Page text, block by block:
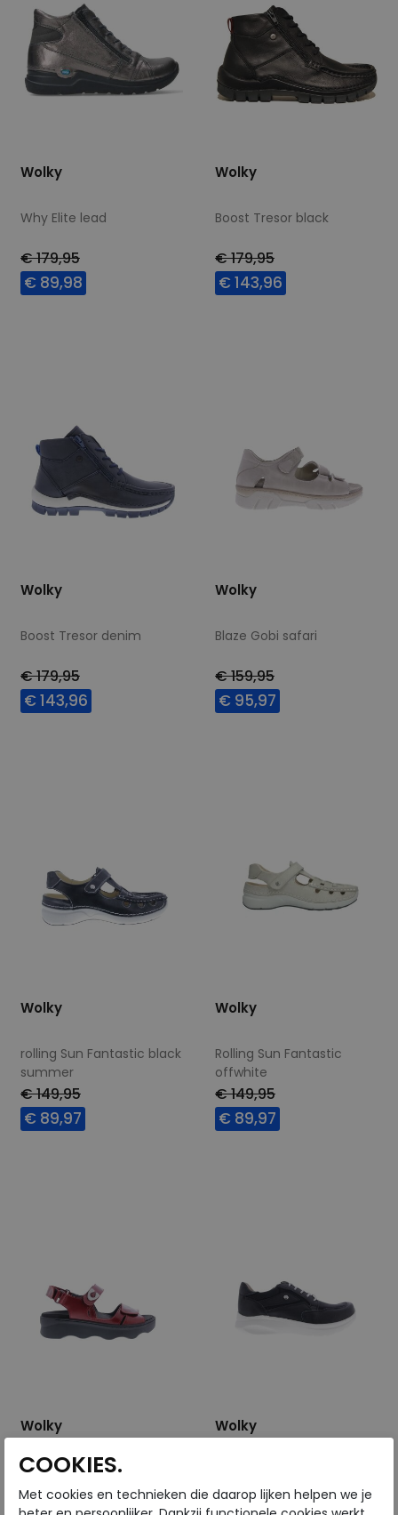
Wolky
Why Elite lead
€ 179,95
€ 89,98
Wolky
Boost Tresor black
€ 179,95
€ 143,96
Wolky
Boost Tresor denim
€ 179,95
€ 143,96
Wolky
Blaze Gobi safari
€ 159,95
€ 95,97
Wolky
rolling Sun Fantastic black
summer
€ 149,95
€ 89,97
Wolky
Rolling Sun Fantastic
offwhite
€ 149,95
€ 89,97
Wolky
Medusa Reflex Leather
oxblood
Wolky
COOKIES.
Met cookies en technieken die daarop lijken helpen we je